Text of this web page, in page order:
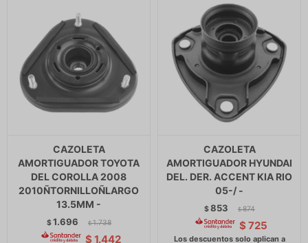
CAZOLETA
AMORTIGUADOR TOYOTA
DEL COROLLA 2008
2010ÑTORNILLOÑLARGO
13.5MM -
$1.696 $ 1.738
$ 1.442
CAZOLETA
AMORTIGUADOR HYUNDAI
DEL. DER. ACCENT KIA RIO
05-/ -
$853 $ 874
$ 725